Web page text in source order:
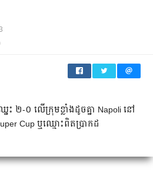
ះ ២-០ ​លើ​ក្រុម​ខ្លាំង​ដូច​គ្នា Napoli ​នៅ​
Super Cup ឬ​ឈ្មោះ​ពិត​ប្រាកដ